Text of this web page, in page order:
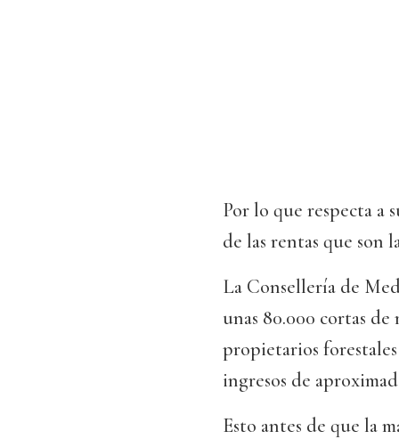
Por lo que respecta
de las rentas que son
La Consellería de
unas 80.000 cortas
propietarios
ingresos de
Esto antes de que la